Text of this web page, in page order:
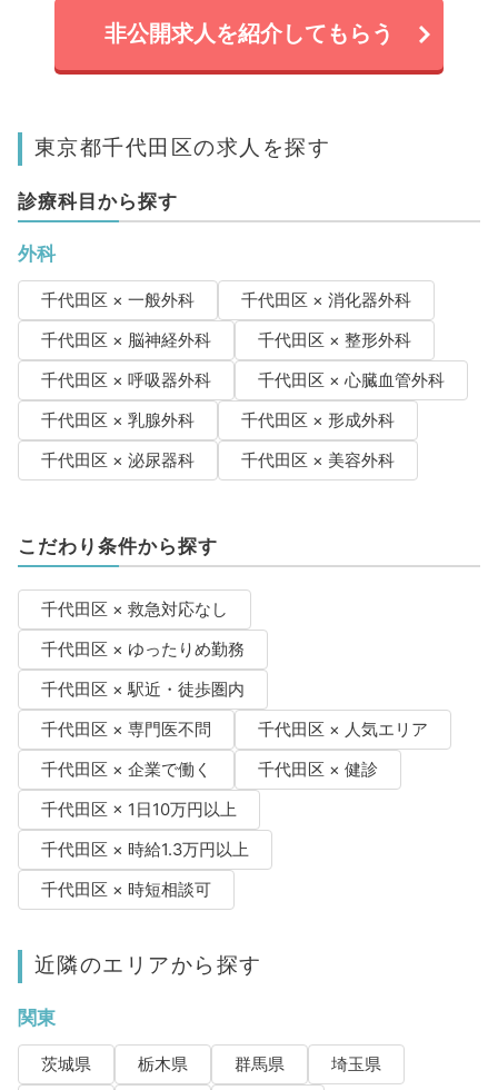
非公開求人を紹介してもらう
東京都千代田区の求人を探す
診療科目から探す
外科
千代田区 × 一般外科
千代田区 × 消化器外科
千代田区 × 脳神経外科
千代田区 × 整形外科
千代田区 × 呼吸器外科
千代田区 × 心臓血管外科
千代田区 × 乳腺外科
千代田区 × 形成外科
千代田区 × 泌尿器科
千代田区 × 美容外科
こだわり条件から探す
千代田区 × 救急対応なし
千代田区 × ゆったりめ勤務
千代田区 × 駅近・徒歩圏内
千代田区 × 専門医不問
千代田区 × 人気エリア
千代田区 × 企業で働く
千代田区 × 健診
千代田区 × 1日10万円以上
千代田区 × 時給1.3万円以上
千代田区 × 時短相談可
近隣のエリアから探す
関東
茨城県 栃木県 群馬県
埼玉県